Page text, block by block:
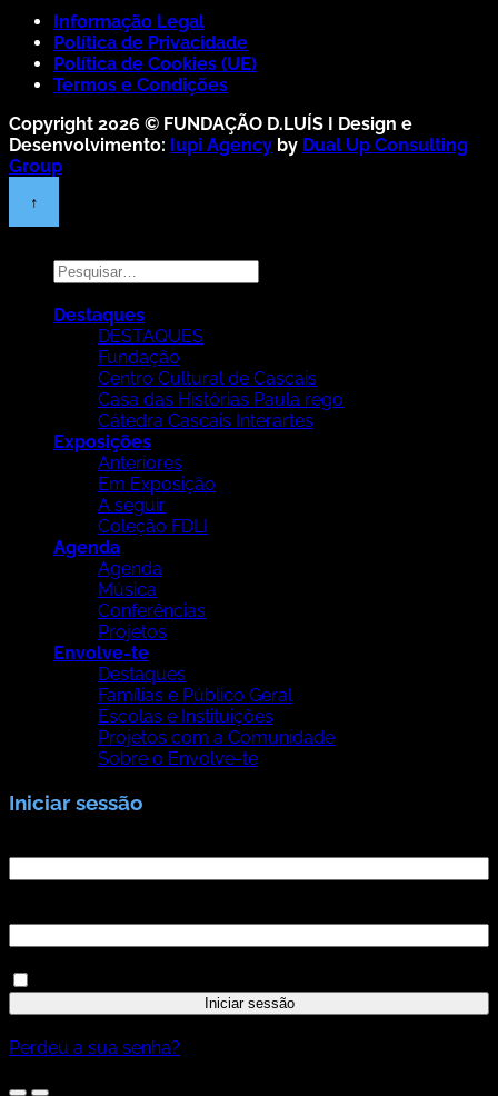
Informação Legal
Política de Privacidade
Política de Cookies (UE)
Termos e Condições
Copyright 2026 © FUNDAÇÃO D.LUÍS I
Design e
Desenvolvimento: Iupi Agency by Dual Up Consulting
Group
Pesquisar
Destaques
DESTAQUES
Fundação
Centro Cultural de Cascais
Casa das Histórias Paula rego
Cátedra Cascais Interartes
Exposições
Anteriores
Em Exposição
A seguir
Coleção FDLI
Agenda
Agenda
Música
Conferências
Projetos
Envolve-te
Destaques
Famílias e Público Geral
Escolas e Instituições
Projetos com a Comunidade
Sobre o Envolve-te
Iniciar sessão
Iniciar sessão
Perdeu a sua senha?